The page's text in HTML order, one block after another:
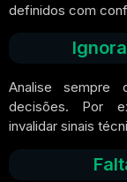
definidos com
Analise sempre
decisões. Por
invalidar sinais